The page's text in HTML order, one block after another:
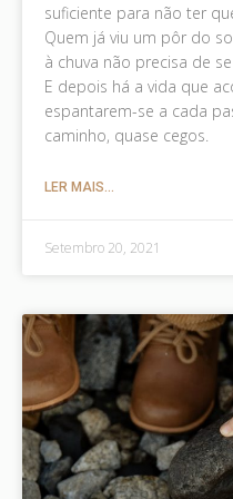
suficiente para não ter
Quem já viu um pôr do
à chuva não precisa de
E depois há a vida que
espantarem-se a cada
caminho, quase cegos.
LER MAIS...
Setembro 20, 2021